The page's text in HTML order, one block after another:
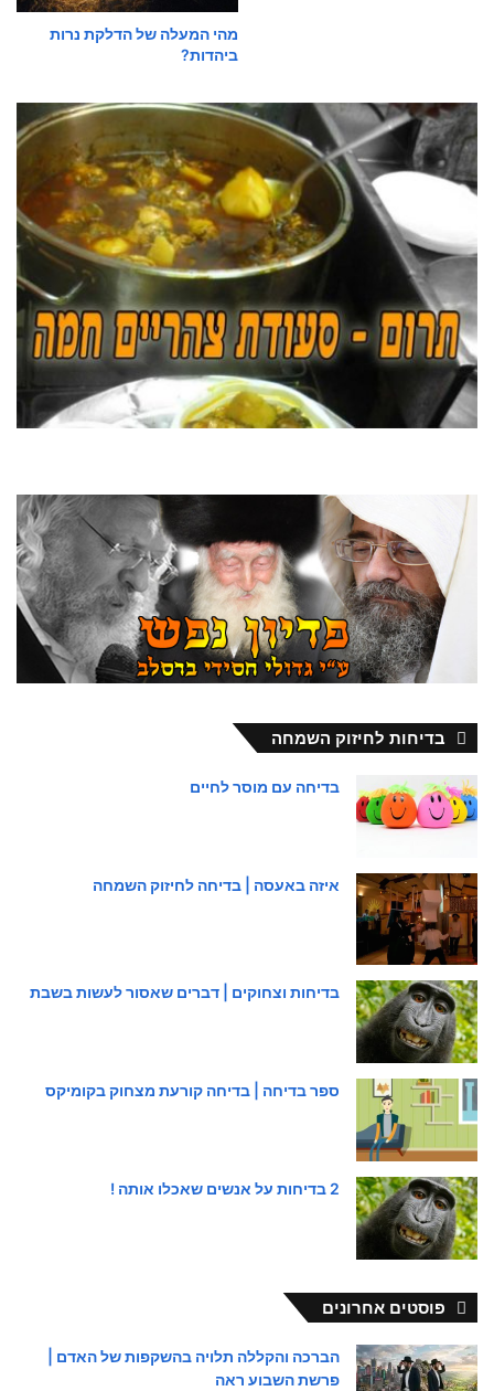
מהי המעלה של הדלקת נרות
ביהדות?
בדיחות לחיזוק השמחה
בדיחה עם מוסר לחיים
איזה באעסה | בדיחה לחיזוק השמחה
בדיחות וצחוקים | דברים שאסור לעשות בשבת
ספר בדיחה | בדיחה קורעת מצחוק בקומיקס
2 בדיחות על אנשים שאכלו אותה !
פוסטים אחרונים
הברכה והקללה תלויה בהשקפות של האדם |
פרשת השבוע ראה